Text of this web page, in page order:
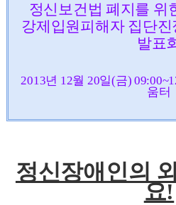
정신보건법 폐지를 위
강제입원피해자 집단
발표
2013년 12월 20일(금)
움터
정신장애인의
요!